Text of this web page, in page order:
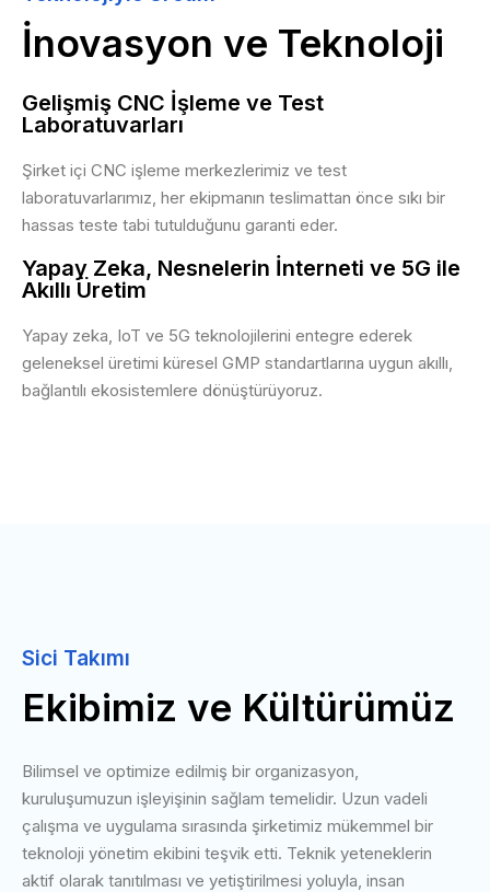
İnovasyon ve Teknoloji
Gelişmiş CNC İşleme ve Test
Laboratuvarları
Şirket içi CNC işleme merkezlerimiz ve test
laboratuvarlarımız, her ekipmanın teslimattan önce sıkı bir
hassas teste tabi tutulduğunu garanti eder.
Yapay Zeka, Nesnelerin İnterneti ve 5G ile
Akıllı Üretim
Yapay zeka, IoT ve 5G teknolojilerini entegre ederek
geleneksel üretimi küresel GMP standartlarına uygun akıllı,
bağlantılı ekosistemlere dönüştürüyoruz.
Sici Takımı
Ekibimiz ve Kültürümüz
Bilimsel ve optimize edilmiş bir organizasyon,
kuruluşumuzun işleyişinin sağlam temelidir. Uzun vadeli
çalışma ve uygulama sırasında şirketimiz mükemmel bir
teknoloji yönetim ekibini teşvik etti. Teknik yeteneklerin
aktif olarak tanıtılması ve yetiştirilmesi yoluyla, insan